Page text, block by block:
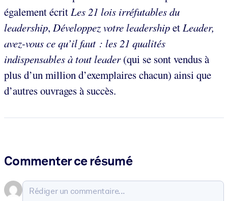
également écritLes 21 lois irréfutables du
leadership, Développez votre leadershipetLeader,
avez-vous ce qu’il faut : les 21 qualités
indispensables à tout leader(qui se sont vendus à
plus d’un million d’exemplaires chacun) ainsi que
d’autres ouvrages à succès.
Commenter ce résumé